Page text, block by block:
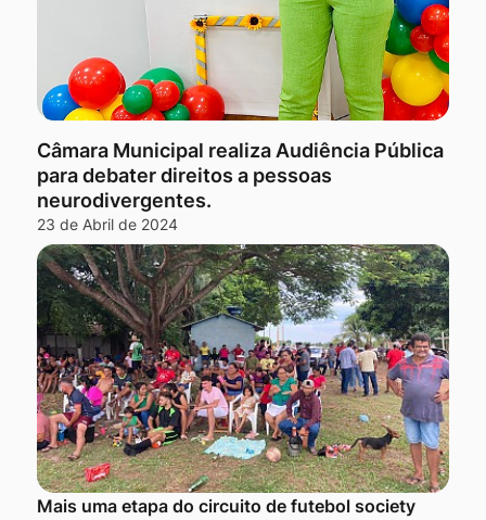
Câmara Municipal realiza Audiência Pública
para debater direitos a pessoas
neurodivergentes.
23 de Abril de 2024
Mais uma etapa do circuito de futebol society